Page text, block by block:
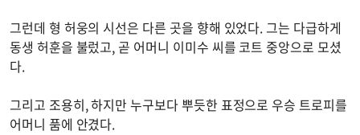
그런데 형 허웅의 시선은 다른 곳을 향해 있었다. 그는 다급하게
동생 허훈을 불렀고, 곧 어머니 이미수 씨를 코트 중앙으로 모셨
다.
그리고 조용히, 하지만 누구보다 뿌듯한 표정으로 우승 트로피를
어머니 품에 안겼다.